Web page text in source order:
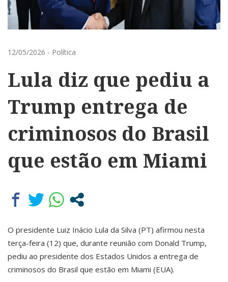
12/05/2026 - Política
Lula diz que pediu a
Trump entrega de
criminosos do Brasil
que estão em Miami
O presidente Luiz Inácio Lula da Silva (PT) afirmou nesta
terça-feira (12) que, durante reunião com Donald Trump,
pediu ao presidente dos Estados Unidos a entrega de
criminosos do Brasil que estão em Miami (EUA).